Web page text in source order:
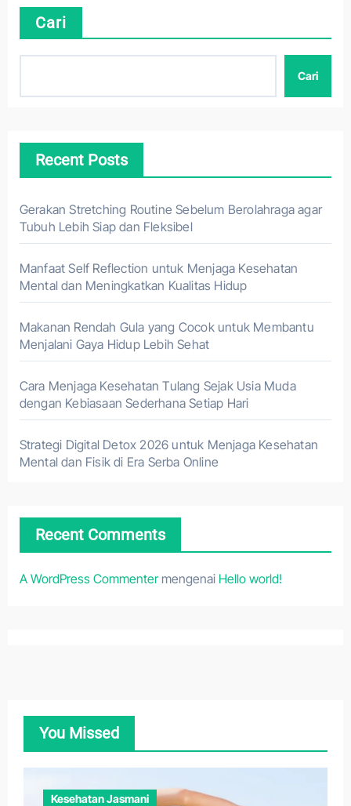
Cari
Cari
Recent Posts
Gerakan Stretching Routine Sebelum Berolahraga agar
Tubuh Lebih Siap dan Fleksibel
Manfaat Self Reflection untuk Menjaga Kesehatan
Mental dan Meningkatkan Kualitas Hidup
Makanan Rendah Gula yang Cocok untuk Membantu
Menjalani Gaya Hidup Lebih Sehat
Cara Menjaga Kesehatan Tulang Sejak Usia Muda
dengan Kebiasaan Sederhana Setiap Hari
Strategi Digital Detox 2026 untuk Menjaga Kesehatan
Mental dan Fisik di Era Serba Online
Recent Comments
A WordPress Commentermengenai Hello world!
You Missed
Kesehatan Jasmani